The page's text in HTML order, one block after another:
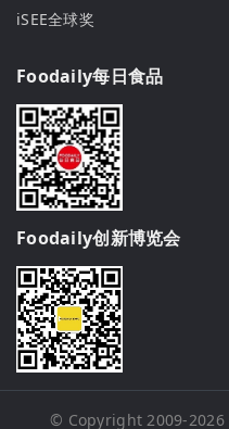
iSEE全球奖
Foodaily每日食品
Foodaily创新博览会
© Copyright 2009-2026